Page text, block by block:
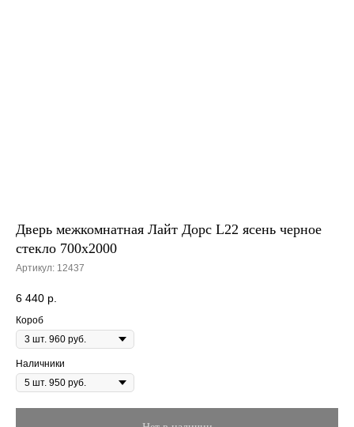
Дверь межкомнатная Лайт Дорс L22 ясень черное
стекло 700х2000
Артикул: 12437
6 440 р.
Короб
Наличники